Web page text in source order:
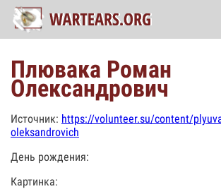
Плювака Роман
Олександрович
Источник: https://volunteer.su/content/
oleksandrovich
День рождения:
Картинка: